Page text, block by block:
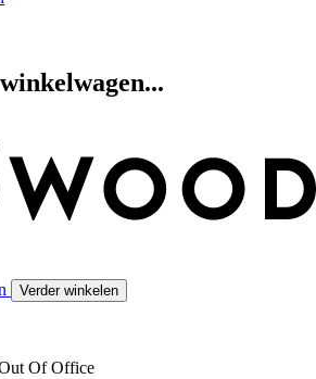
Verder winkelen
Of Office